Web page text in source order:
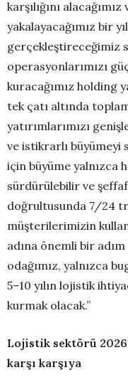
karşılığını
yakalayacağımız bir
gerçekleştireceğimiz
operasyonlarımızı
kuracağımız holding
tek çatı altında
yatırımlarımızı
ve istikrarlı büyümeyi
için büyüme yalnızca
sürdürülebilir ve
doğrultusunda 7/24
müşterilerimizin
adına önemli bir
odağımız, yalnızca
5–10 yılın lojistik
kurmak olacak.”
Lojistik sektörü
karşı karşıya